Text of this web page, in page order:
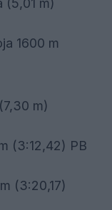
(5,01 m)
1600 m
m)
(3:12,42) PB
(3:20,17)